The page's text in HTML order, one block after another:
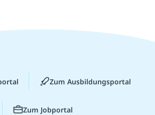
Zum Ausbildungsportal
Zum Jobportal